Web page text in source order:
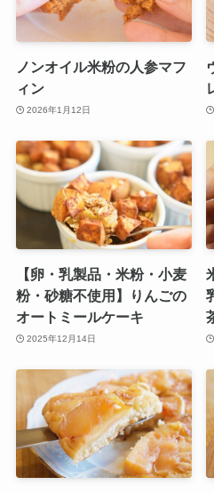
ノンオイル米粉の人参マフ
ィン
2026年1月12日
【卵・乳製品・米粉・小麦
粉・砂糖不使用】りんごの
オートミールケーキ
2025年12月14日